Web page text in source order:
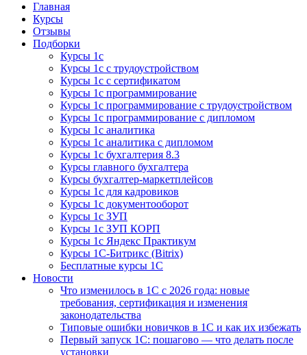
Курсы 1С
Курсы 1С официальная сертификация
Главная
Курсы
Отзывы
Подборки
Курсы 1с
Курсы 1с с трудоустройством
Курсы 1с с сертификатом
Курсы 1с программирование
Курсы 1с программирование с трудоустройством
Курсы 1с программирование с дипломом
Курсы 1с аналитика
Курсы 1с аналитика с дипломом
Курсы 1с бухгалтерия 8.3
Курсы главного бухгалтера
Курсы бухгалтер-маркетплейсов
Курсы 1с для кадровиков
Курсы 1с документооборот
Курсы 1с ЗУП
Курсы 1с ЗУП КОРП
Курсы 1с Яндекс Практикум
Курсы 1С-Битрикс (Bitrix)
Бесплатные курсы 1С
Новости
Что изменилось в 1С с 2026 года: новые
требования, сертификация и изменения
законодательства
Типовые ошибки новичков в 1С и как их избежать
Первый запуск 1С: пошагово — что делать после
установки